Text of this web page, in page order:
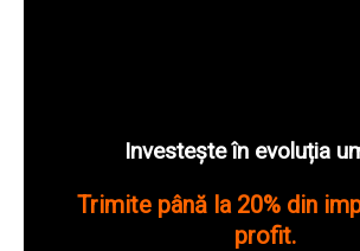
Investește în evoluția
Trimite până la 20% din
profit.